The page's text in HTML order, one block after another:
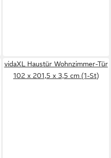
vidaXL Haustür Wohnzimmer-Tür
102 x 201,5 x 3,5 cm (1-St)